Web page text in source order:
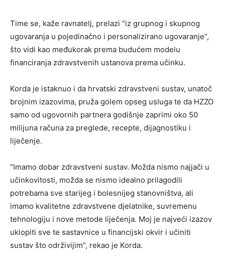
Time se, kaže ravnatelj, prelazi “iz grupnog i skupnog
ugovaranja u pojedinačno i personalizirano ugovaranje”,
što vidi kao međukorak prema budućem modelu
financiranja zdravstvenih ustanova prema učinku.
Korda je istaknuo i da hrvatski zdravstveni sustav, unatoč
brojnim izazovima, pruža golem opseg usluga te da HZZO
samo od ugovornih partnera godišnje zaprimi oko 50
milijuna računa za preglede, recepte, dijagnostiku i
liječenje.
“Imamo dobar zdravstveni sustav. Možda nismo najjači u
učinkovitosti, možda se nismo idealno prilagodili
potrebama sve starijeg i bolesnijeg stanovništva, ali
imamo kvalitetne zdravstvene djelatnike, suvremenu
tehnologiju i nove metode liječenja. Moj je najveći izazov
uklopiti sve te sastavnice u financijski okvir i učiniti
sustav što održivijim”, rekao je Korda.